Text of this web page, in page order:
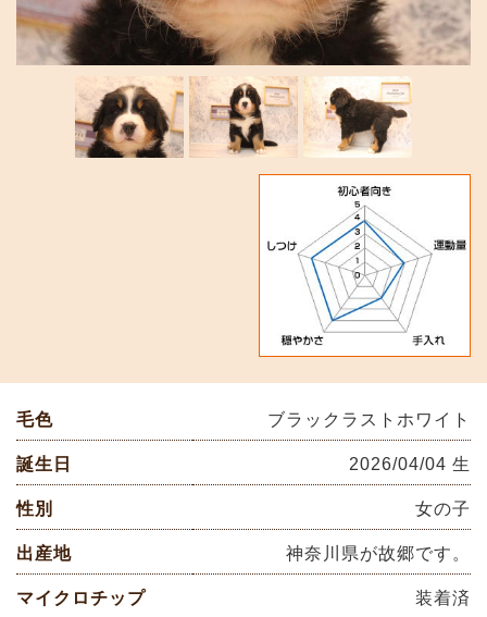
毛色 ブラックラストホワイト
誕生日 2026/04/04 生
性別 女の子
出産地 神奈川県が故郷です。
マイクロチップ 装着済